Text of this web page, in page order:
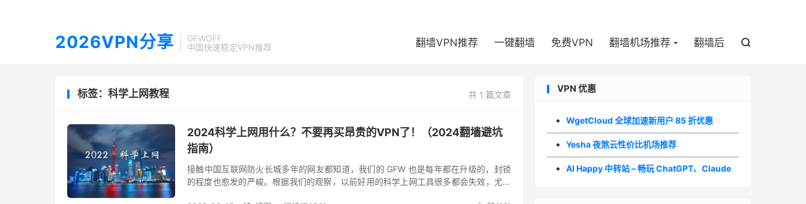
2026VPN分享
GFWOFF
中国快速稳定VPN推荐
翻墙VPN推荐 一键翻墙 免费VPN 翻墙机场推荐 翻墙后 
共 1 篇文章
标签：科学上网教程
2024科学上网用什么？不要再买昂贵的VPN了！（2024翻墙避坑
指南）
接触中国互联网防火长城多年的网友都知道，我们的 GFW 也是每年都在升级的，封锁
的程度也愈发的严峻。根据我们的观察，以前好用的科学上网工具很多都会失效，尤其
VPN 优惠
WgetCloud 全球加速新用户 85 折优惠
Yesha 夜煞云性价比机场推荐
AI Happy 中转站 – 畅玩 ChatGPT、Claude